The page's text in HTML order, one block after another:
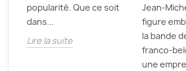
popularité. Que ce soit
dans...
Lire la suite
Jean-
figure
la bande
franco-
une